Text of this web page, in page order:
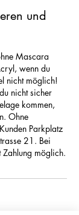
und
Mascara
wenn du
nicht möglich!
nicht sicher
kommen,
Ohne
Parkplatz
21. Bei
möglich.